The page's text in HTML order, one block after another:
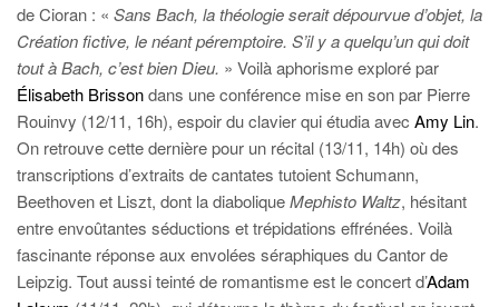
de Cioran : « Sans Bach, la théologie serait dépourvue d’objet, la
Création fictive, le néant péremptoire. S’il y a quelqu’un qui doit
tout à Bach, c’est bien Dieu. » Voilà aphorisme exploré par
Élisabeth Brissondans une conférence mise en son par Pierre
Rouinvy (12/11, 16h), espoir du clavier qui étudia avec Amy Lin.
On retrouve cette dernière pour un récital (13/11, 14h) où des
transcriptions d’extraits de cantates tutoient Schumann,
Beethoven et Liszt, dont la diaboliqueMephisto Waltz, hésitant
entre envoûtantes séductions et trépidations effrénées. Voilà
fascinante réponse aux envolées séraphiques du Cantor de
Leipzig. Tout aussi teinté de romantisme est le concert d’Adam